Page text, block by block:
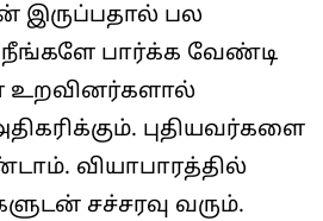
இருப்பதால் பல
பார்க்க வேண்டி
உறவினர்களால்
புதியவர்களை
வியாபாரத்தில்
சச்சரவு வரும்.